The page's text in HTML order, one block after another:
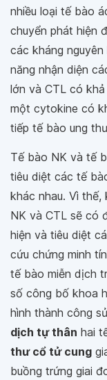
nhiều loại tế bào
chuyển phát hiện
các kháng
năng nhận diện
lớn và CTL có
một cytokine có
tiếp tế bào ung
Tế bào NK và tế
tiêu diệt các tế
khác nhau. Vì
NK và CTL sẽ có
hiện và tiêu diệt
cứu chứng minh
tế bào miễn dịch
số công bố khoa
hình thành công
dịch tự thân hai
thư cổ tử cung
buồng trứng giai